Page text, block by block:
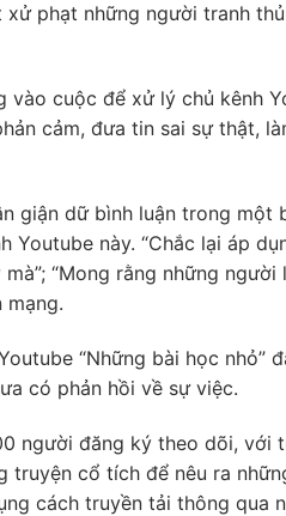
phạt những người tranh
cuộc để xử lý chủ kênh
cảm, đưa tin sai sự thật,
giận dữ bình luận trong một
này. “Chắc lại áp
“Mong rằng những người
mạng.
“Những bài học nhỏ”
có phản hồi về sự việc.
người đăng ký theo dõi, với
cổ tích để nêu ra
cách truyền tải thông qua